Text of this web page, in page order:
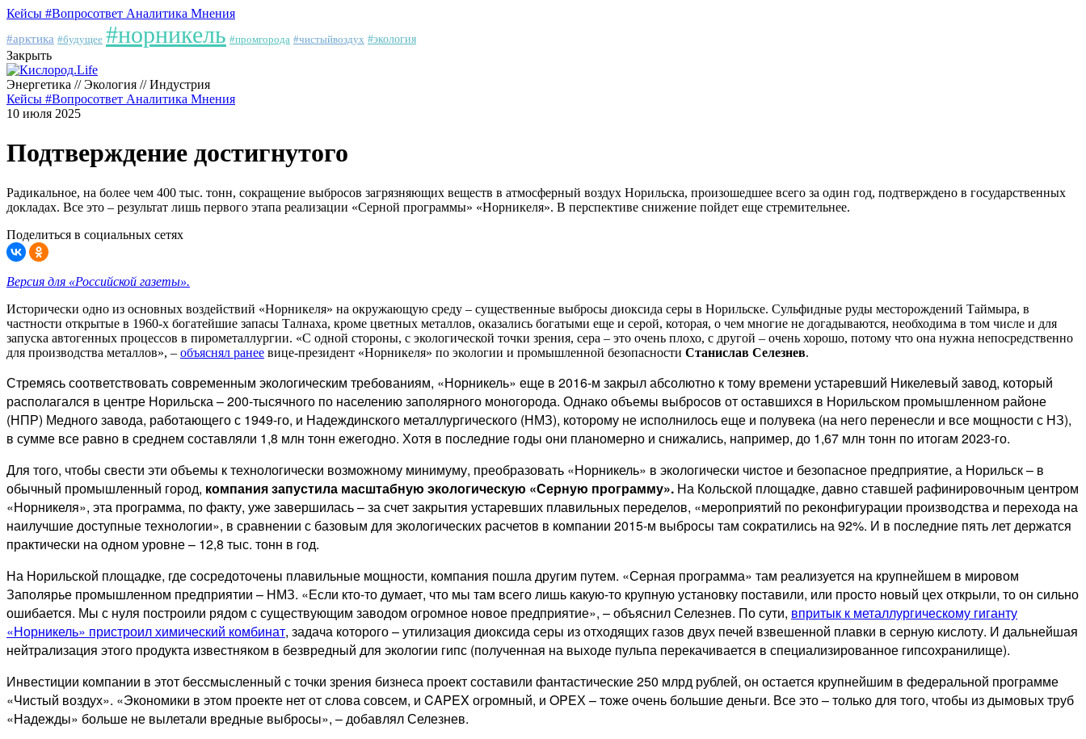
Кейсы #Вопросответ Аналитика Мнения
#арктика #будущее #норникель #промгорода #чистыйвоздух #экология
Закрыть
Энергетика // Экология // Индустрия
Кейсы #Вопросответ Аналитика Мнения
10 июля 2025
Подтверждение достигнутого
Радикальное, на более чем 400 тыс. тонн, сокращение выбросов загрязняющих веществ в атмосферный воздух Норильска, произошедшее всего за один год, подтверждено в государственных
докладах. Все это – результат лишь первого этапа реализации «Серной программы» «Норникеля». В перспективе снижение пойдет еще стремительнее.
Поделиться в социальных сетях
Версия для «Российской газеты».
Исторически одно из основных воздействий «Норникеля» на окружающую среду – существенные выбросы диоксида серы в Норильске. Сульфидные руды месторождений Таймыра, в
частности открытые в 1960-х богатейшие запасы Талнаха, кроме цветных металлов, оказались богатыми еще и серой, которая, о чем многие не догадываются, необходима в том числе и для
запуска автогенных процессов в пирометаллургии. «С одной стороны, с экологической точки зрения, сера – это очень плохо, с другой – очень хорошо, потому что она нужна непосредственно
для производства металлов», – объяснял ранее вице-президент «Норникеля» по экологии и промышленной безопасности Станислав Селезнев.
Стремясь соответствовать современным экологическим требованиям, «Норникель» еще в 2016-м закрыл абсолютно к тому времени устаревший Никелевый завод, который
располагался в центре Норильска – 200-тысячного по населению заполярного моногорода. Однако объемы выбросов от оставшихся в Норильском промышленном районе
(НПР) Медного завода, работающего с 1949-го, и Надеждинского металлургического (НМЗ), которому не исполнилось еще и полувека (на него перенесли и все мощности с НЗ),
в сумме все равно в среднем составляли 1,8 млн тонн ежегодно. Хотя в последние годы они планомерно и снижались, например, до 1,67 млн тонн по итогам 2023-го.
Для того, чтобы свести эти объемы к технологически возможному минимуму, преобразовать «Норникель» в экологически чистое и безопасное предприятие, а Норильск – в
обычный промышленный город, компания запустила масштабную экологическую «Серную программу». На Кольской площадке, давно ставшей рафинировочным центром
«Норникеля», эта программа, по факту, уже завершилась – за счет закрытия устаревших плавильных переделов, «мероприятий по реконфигурации производства и перехода на
наилучшие доступные технологии», в сравнении с базовым для экологических расчетов в компании 2015-м выбросы там сократились на 92%. И в последние пять лет держатся
практически на одном уровне – 12,8 тыс. тонн в год.
На Норильской площадке, где сосредоточены плавильные мощности, компания пошла другим путем. «Серная программа» там реализуется на крупнейшем в мировом
Заполярье промышленном предприятии – НМЗ. «Если кто-то думает, что мы там всего лишь какую-то крупную установку поставили, или просто новый цех открыли, то он сильно
ошибается. Мы с нуля построили рядом с существующим заводом огромное новое предприятие», – объяснил Селезнев. По сути, впритык к металлургическому гиганту
«Норникель» пристроил химический комбинат, задача которого – утилизация диоксида серы из отходящих газов двух печей взвешенной плавки в серную кислоту. И дальнейшая
нейтрализация этого продукта известняком в безвредный для экологии гипс (полученная на выходе пульпа перекачивается в специализированное гипсохранилище).
Инвестиции компании в этот бессмысленный с точки зрения бизнеса проект составили фантастические 250 млрд рублей, он остается крупнейшим в федеральной программе
«Чистый воздух». «Экономики в этом проекте нет от слова совсем, и CAPEX огромный, и OPEХ – тоже очень большие деньги. Все это – только для того, чтобы из дымовых труб
«Надежды» больше не вылетали вредные выбросы», – добавлял Селезнев.